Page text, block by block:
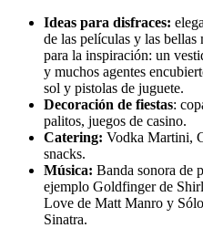
Ideas para disfraces:
de las películas y las bellas
para la inspiración: un
y muchos agentes
sol y pistolas de juguete.
Decoración de fiestas:
palitos, juegos de casino.
Catering: Vodka Martini,
snacks.
Música: Banda sonora de
ejemplo Goldfinger de
Love de Matt Manro y
Sinatra.